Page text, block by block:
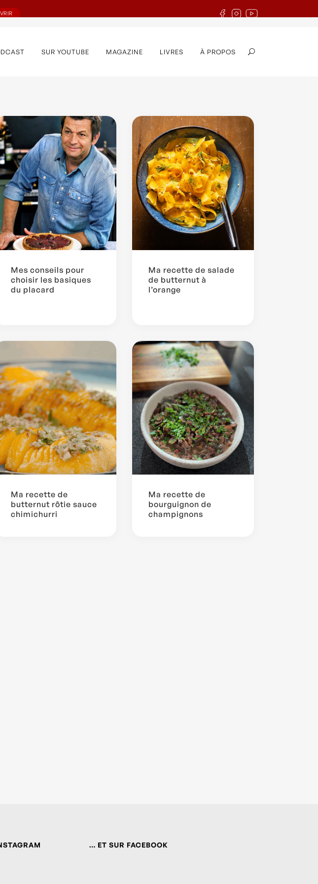
SUR YOUTUBE MAGAZINE LIVRES À PROPOS
Mes conseils pour
choisir les basiques
du placard
Ma recette de salade
de butternut à
l’orange
Ma recette de
butternut rôtie sauce
chimichurri
Ma recette de
bourguignon de
champignons
… ET SUR FACEBOOK